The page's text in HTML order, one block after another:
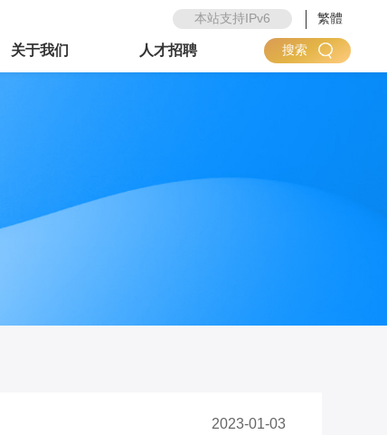
本站支持IPv6 繁體
关于我们 人才招聘 搜索
2023-01-03